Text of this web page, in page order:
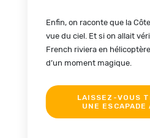
Enfin, on raconte que la
vue du ciel. Et si on allait
French riviera en
d’un moment magique.
LAISSEZ-VOUS
UNE ESCAPADE